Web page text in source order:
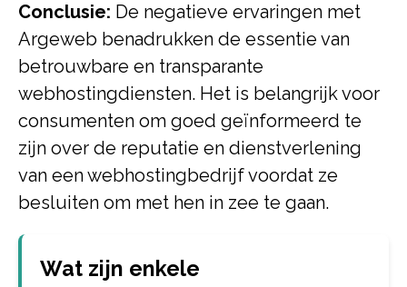
Conclusie: De negatieve ervaringen met
Argeweb benadrukken de essentie van
betrouwbare en transparante
webhostingdiensten. Het is belangrijk voor
consumenten om goed geïnformeerd te
zijn over de reputatie en dienstverlening
van een webhostingbedrijf voordat ze
besluiten om met hen in zee te gaan.
Wat zijn enkele